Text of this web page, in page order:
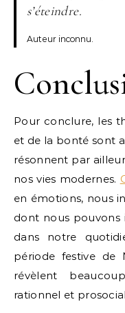
s’éteindre.
Auteur inconnu.
Pour conclure, les
et de la bonté sont
résonnent par
nos vies modernes.
en émotions, nous
dont nous pouvons
dans notre
période festive de
révèlent
rationnel et